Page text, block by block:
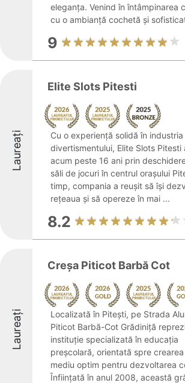
eleganța. Venind în întâmpinarea
cu o ambianță cochetă și
9
Laureați
Elite Slots Pitesti
Cu o experiență solidă în industria
divertismentului, Elite Slots
acum peste 16 ani prin
săli de jocuri în centrul orașului
timp, compania a reușit să își
rețeaua și să opereze în mai ...
8.2
Laureați
Creșa Piticot Barbă Cot
Localizată în Pitești, pe Strada
Piticot Barbă-Cot Grădiniță
instituție specializată în educația
preșcolară, orientată spre
mediu optim pentru dezvoltarea
Înființată în anul 2008, această